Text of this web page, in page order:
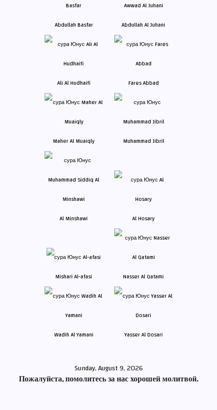
Abdullah Basfar Abdullah Al Juhani
Ali Al Hudhaifi Fares Abbad
Maher Al Muaiqly Muhammad Jibril
Al Minshawi Al Hosary
Mishari Al-afasi Nasser Al Qatami
Wadih Al Yamani Yasser Al Dosari
Sunday, August 9, 2026
Пожалуйста, помолитесь за нас хорошей молитвой.